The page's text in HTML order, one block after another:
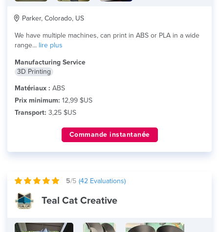
Parker, Colorado, US
We have multiple machines, can print in ABS or PLA in a wide
range... lire plus
Manufacturing Service
3D Printing
Matériaux : ABS
Prix minimum: 12,99 $US
Transport: 3,25 $US
Commande instantanée
5/5 (42 Evaluations)
Teal Cat Creative